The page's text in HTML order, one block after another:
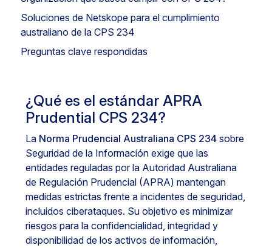
Soluciones de Netskope para el cumplimiento
australiano de la CPS 234
Preguntas clave respondidas
¿Qué es el estándar APRA
Prudential CPS 234?
La Norma Prudencial Australiana CPS 234 sobre
Seguridad de la Información exige que las
entidades reguladas por la Autoridad Australiana
de Regulación Prudencial (APRA) mantengan
medidas estrictas frente a incidentes de seguridad,
incluidos ciberataques. Su objetivo es minimizar
riesgos para la confidencialidad, integridad y
disponibilidad de los activos de información,